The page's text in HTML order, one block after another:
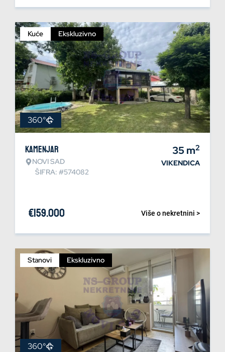
Kuće Ekskluzivno
360°
Kamenjar
NOVI SAD
ŠIFRA: #574082
35m2
VIKENDICA
Više o nekretnini >
€159.000
Stanovi Ekskluzivno
360°